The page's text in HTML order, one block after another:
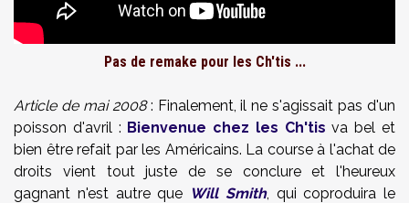
Pas de remake pour les Ch'tis ...
Article de mai 2008: Finalement, il ne s'agissait pas d'un
poisson d'avril : Bienvenue chez les Ch'tis va bel et
bien être refait par les Américains. La course à l'achat de
droits vient tout juste de se conclure et l'heureux
gagnant n'est autre que Will Smith, qui coproduira le